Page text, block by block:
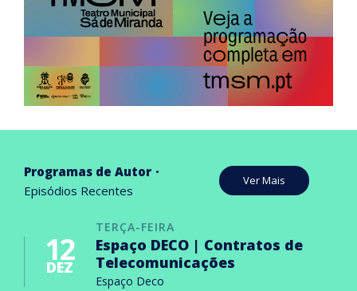
Programas de Autor
Episódios Recentes
Ver Mais
TERÇA-FEIRA
12
DEZ
Espaço DECO | Contratos de
Telecomunicações
Espaço Deco